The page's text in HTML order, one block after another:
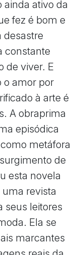
ativo da
fez é bom e
desastre
constante
de viver. E
o amor por
à arte é
A obraprima
episódica
metáfora
de
esta novela
revista
seus leitores
Ela se
marcantes